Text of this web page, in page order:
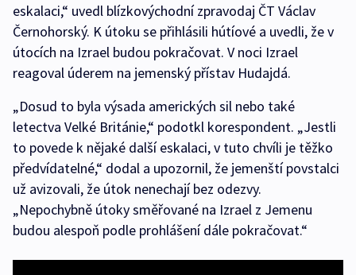
eskalaci,“ uvedl blízkovýchodní zpravodaj ČT Václav
Černohorský. K útoku se přihlásili hútíové a uvedli, že v
útocích na Izrael budou pokračovat. V noci Izrael
reagoval úderem na jemenský přístav Hudajdá.
„Dosud to byla výsada amerických sil nebo také
letectva Velké Británie,“ podotkl korespondent. „Jestli
to povede k nějaké další eskalaci, v tuto chvíli je těžko
předvídatelné,“ dodal a upozornil, že jemenští povstalci
už avizovali, že útok nenechají bez odezvy.
„Nepochybně útoky směřované na Izrael z Jemenu
budou alespoň podle prohlášení dále pokračovat.“